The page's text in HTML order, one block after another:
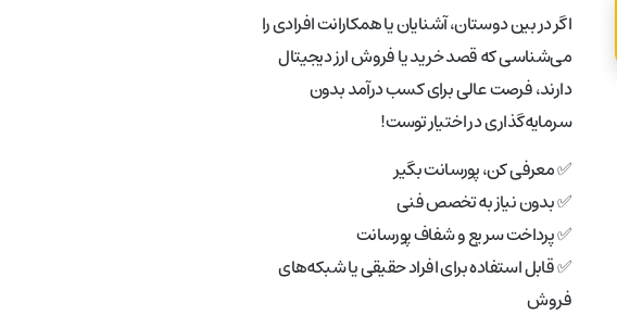
اگر در بین دوستان، آشنایان یا همکارانت افرادی را
می‌شناسی که قصد خرید یا فروش ارز دیجیتال
دارند، فرصت عالی برای کسب درآمد بدون
سرمایه‌گذاری در اختیار توست!
✅ معرفی کن، پورسانت بگیر
✅ بدون نیاز به تخصص فنی
✅ پرداخت سریع و شفاف پورسانت
✅ قابل استفاده برای افراد حقیقی یا شبکه‌های
فروش